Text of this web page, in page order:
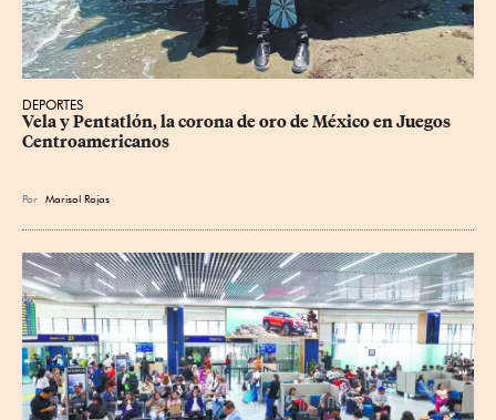
DEPORTES
Vela y Pentatlón, la corona de oro de México en Juegos
Centroamericanos
Por Marisol Rojas